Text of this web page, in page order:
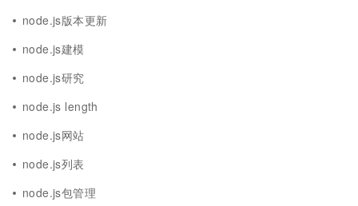
node.js版本更新
node.js建模
node.js研究
node.js length
node.js网站
node.js列表
node.js包管理